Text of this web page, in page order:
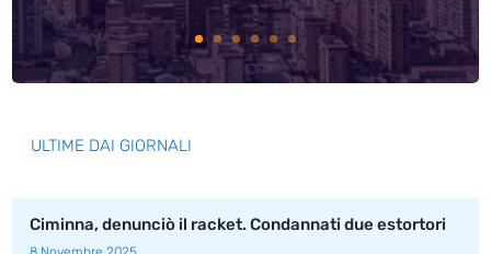
ULTIME DAI GIORNALI
Ciminna, denunciò il racket. Condannati due estortori